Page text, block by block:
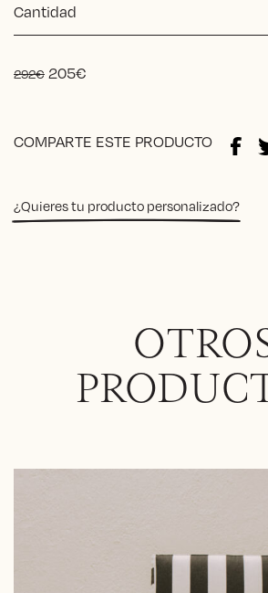
Cantidad
292€ El
292€.
205€
205€.
COMPARTE ESTE PRODUCTO
¿Quieres tu producto personalizado?